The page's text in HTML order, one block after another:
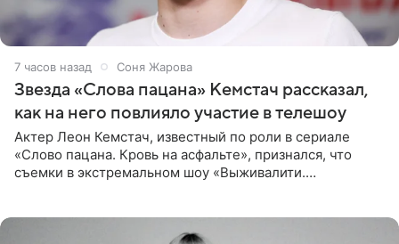
7 часов назад Соня Жарова
Звезда «Слова пацана» Кемстач рассказал,
как на него повлияло участие в телешоу
Актер Леон Кемстач, известный по роли в сериале
«Слово пацана. Кровь на асфальте», признался, что
съемки в экстремальном шоу «Выживалити.